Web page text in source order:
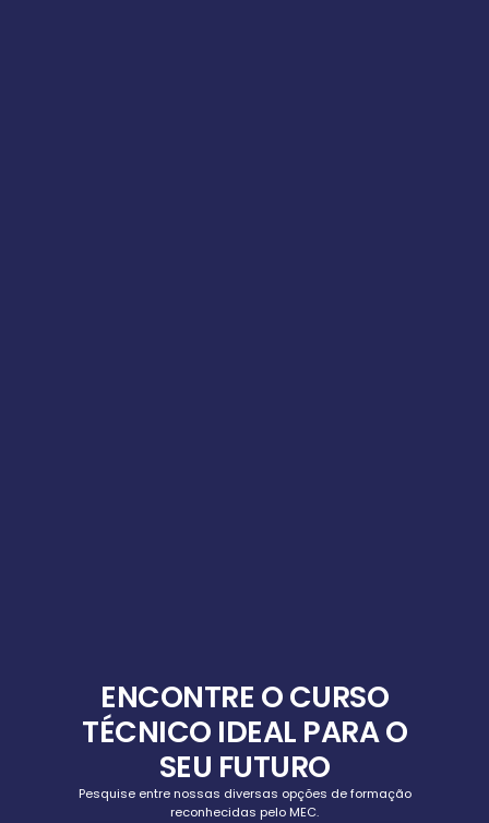
ENCONTRE O CURSO
TÉCNICO IDEAL PARA O
SEU FUTURO
Pesquise entre nossas diversas opções de formação
reconhecidas pelo MEC.